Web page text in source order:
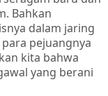
Bahkan
dalam jaring
pejuangnya
kita bahwa
yang berani